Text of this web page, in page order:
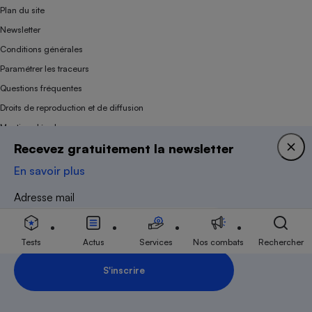
Inscription Newsletter
Recevez gratuitement la newsletter
En savoir plus
Adresse mail
S'inscrire
Plan du site
Newsletter
Conditions générales
Paramétrer les traceurs
Questions fréquentes
Droits de reproduction et de diffusion
Mentions légales
Panel
Association indépendante de l’État, des syndicats, des producteurs et des
distributeurs depuis 1951.
Tests Actus Services Nos combats Rechercher